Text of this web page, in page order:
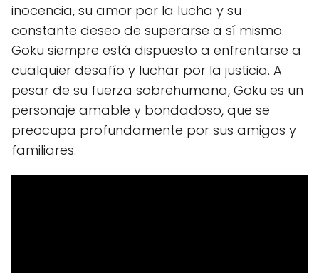
inocencia, su amor por la lucha y su
constante deseo de superarse a sí mismo.
Goku siempre está dispuesto a enfrentarse a
cualquier desafío y luchar por la justicia. A
pesar de su fuerza sobrehumana, Goku es un
personaje amable y bondadoso, que se
preocupa profundamente por sus amigos y
familiares.